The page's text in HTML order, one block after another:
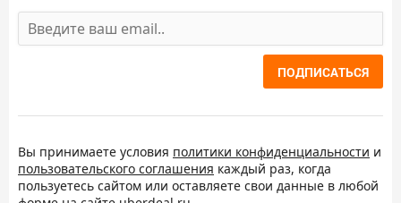
ПОДПИСАТЬСЯ
Вы принимаете условия политики конфиденциальности и
пользовательского соглашения каждый раз, когда
пользуетесь сайтом или оставляете свои данные в любой